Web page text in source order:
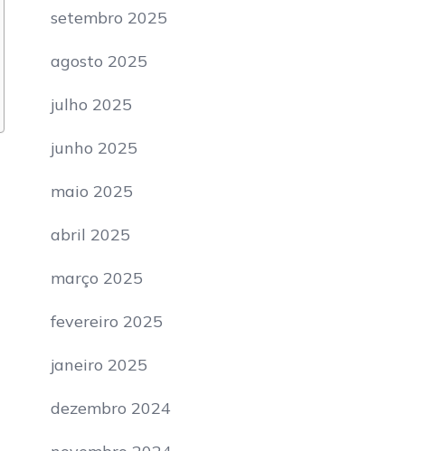
setembro 2025
agosto 2025
julho 2025
junho 2025
maio 2025
abril 2025
março 2025
fevereiro 2025
janeiro 2025
dezembro 2024